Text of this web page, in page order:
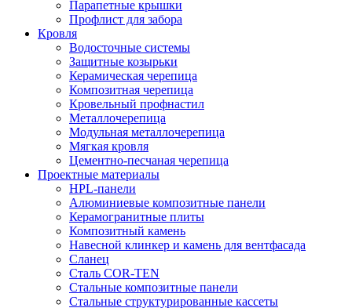
Парапетные крышки
Профлист для забора
Кровля
Водосточные системы
Защитные козырьки
Керамическая черепица
Композитная черепица
Кровельный профнастил
Металлочерепица
Модульная металлочерепица
Мягкая кровля
Цементно-песчаная черепица
Проектные материалы
HPL-панели
Алюминиевые композитные панели
Керамогранитные плиты
Композитный камень
Навесной клинкер и камень для вентфасада
Сланец
Сталь COR-TEN
Стальные композитные панели
Стальные структурированные кассеты